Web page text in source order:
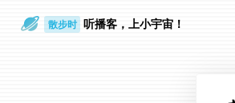
散步时 听播客，上小宇宙！